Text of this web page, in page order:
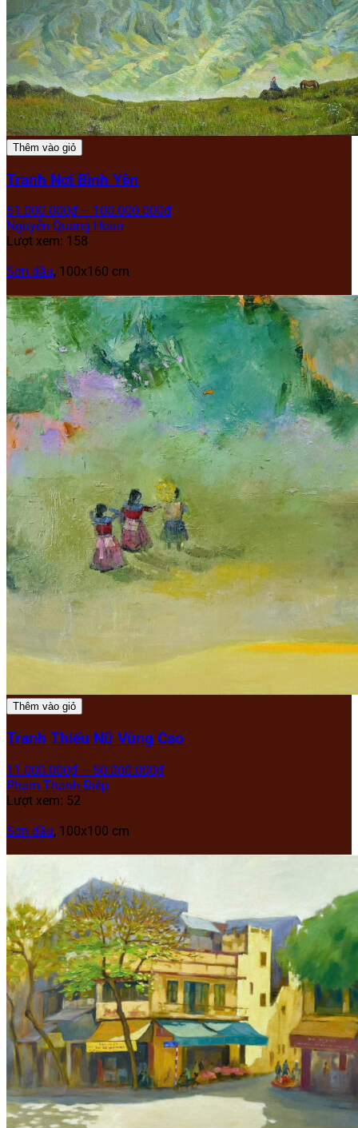
Thêm vào giỏ
Tranh Nơi Bình Yên
51.000.000₫ – 100.000.000₫
Nguyễn Quang Hoan
Lượt xem: 158
Sơn dầu, 100x160 cm
Thêm vào giỏ
Tranh Thiếu Nữ Vùng Cao
11.000.000₫ – 50.000.000₫
Phạm Thanh Điệp
Lượt xem: 52
Sơn dầu, 100x100 cm